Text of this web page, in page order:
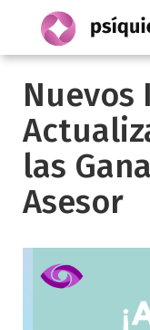
Nuevos
las
Asesor